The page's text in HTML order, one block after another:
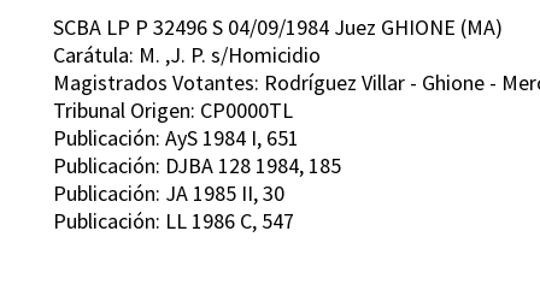
SCBA LP P 32496 S 04/09/1984 Juez GHIONE (MA)
Carátula: M. ,J. P. s/Homicidio
Magistrados Votantes: Rodríguez Villar - Ghione -
Tribunal Origen: CP0000TL
Publicación: AyS 1984 I, 651
Publicación: DJBA 128 1984, 185
Publicación: JA 1985 II, 30
Publicación: LL 1986 C, 547